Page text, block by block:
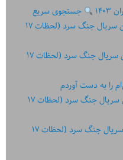
جستجوی سریع
قطعه جاده‌ها: موسیقی متن سریال جنگ سرد (لحظات ۱۷
قطعه جاده‌ها: موسیقی متن سریال جنگ سرد (لحظات ۱۷
را به دست آوردم
قطعه جاده‌ها: موسیقی متن سریال جنگ سرد (لحظات ۱۷
قطعه جاده‌ها: موسیقی متن سریال جنگ سرد (لحظات ۱۷